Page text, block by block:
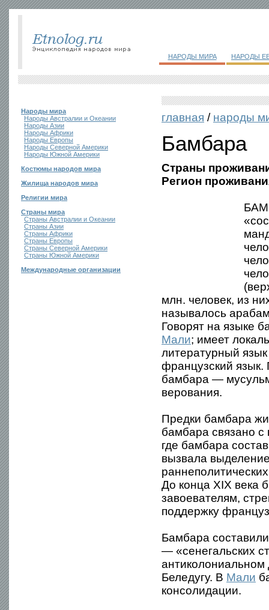
НАРОДЫ МИРА НАРОДЫ
Народы мира
Народы Австралии и Океании
Народы Азии
Народы Африки
Народы Европы
Народы Северной Америки
Народы Южной Америки
Костюмы народов мира
Жилища народов мира
Религии мира
Страны мира
Страны Австралии и Океании
Страны Азии
Страны Африки
Страны Европы
Страны Северной Америки
Страны Южной Америки
Международные организации
главная / народы
Бамбара
Страны
Регион
млн. человек, из
называлось
Говорят на языке
Мали; имеет
литературный
французский язык.
бамбара —
верования.
Предки бамбара
бамбара связано с
где бамбара
вызвала
До конца XIX века
завоевателям,
поддержку
Бамбара
— «сенегальских
Беледугу. В Мали
консолидации.